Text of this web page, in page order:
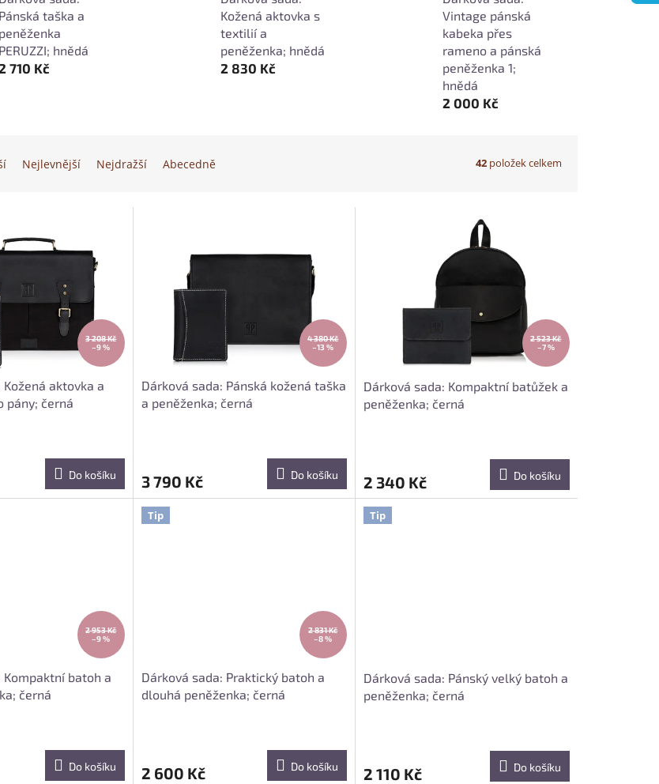
Pánská taška a
peněženka
PERUZZI; hnědá
2 710 Kč
Kožená aktovka s
textilií a
peněženka; hnědá
2 830 Kč
Vintage pánská
kabeka přes
rameno a pánská
peněženka 1;
hnědá
2 000 Kč
Nejlevnější Nejdražší Abecedně 42 položek celkem
3 208 Kč
–9 %
aktovka a
pány; černá
Do košíku
4 380 Kč
–13 %
Dárková sada: Pánská kožená taška
a peněženka; černá
3 790 Kč Do košíku
2 523 Kč
–7 %
Dárková sada: Kompaktní batůžek a
peněženka; černá
2 340 Kč Do košíku
2 953 Kč
–9 %
Kompaktní batoh a
černá
Do košíku
Tip
2 831 Kč
–8 %
Dárková sada: Praktický batoh a
dlouhá peněženka; černá
2 600 Kč Do košíku
Tip
Dárková sada: Pánský velký batoh a
peněženka; černá
2 110 Kč Do košíku